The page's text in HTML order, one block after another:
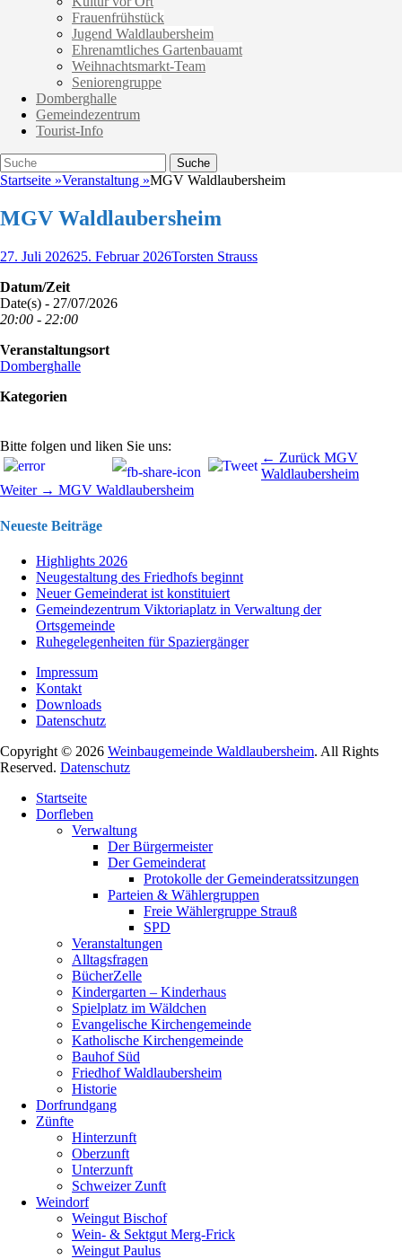
Frauenfrühstück
Jugend Waldlaubersheim
Ehrenamtliches Gartenbauamt
Weihnachtsmarkt-Team
Seniorengruppe
Domberghalle
Gemeindezentrum
Tourist-Info
Suche
Suche
nach:
Startseite »Veranstaltung »MGV Waldlaubersheim
MGV Waldlaubersheim
Veröffentlicht
27. Juli 202625. Februar 2026Autor
Torsten Strauss
Datum/Zeit
Date(s) - 27/07/2026
20:00 - 22:00
Veranstaltungsort
Domberghalle
Kategorien
Bitte folgen und liken Sie uns:
Beitragsnavigation ← Zurück
Beitrag:
MGV
Waldlaubersheim
Weiter → Nächster
MGV Waldlaubersheim
Neueste Beiträge
Highlights 2026
Neugestaltung des Friedhofs beginnt
Neuer Gemeinderat ist konstituiert
Gemeindezentrum Viktoriaplatz in Verwaltung der
Ortsgemeinde
Ruhegelegenheiten für Spaziergänger
Impressum
Kontakt
Downloads
Datenschutz
Copyright © 2026 Weinbaugemeinde Waldlaubersheim. All Rights
Reserved. Datenschutz
oben
scrollen
Startseite
Dorfleben
Verwaltung
Der Bürgermeister
Der Gemeinderat
Protokolle der Gemeinderatssitzungen
Parteien & Wählergruppen
Freie Wählergruppe Strauß
SPD
Veranstaltungen
Alltagsfragen
BücherZelle
Kindergarten – Kinderhaus
Spielplatz im Wäldchen
Evangelische Kirchengemeinde
Katholische Kirchengemeinde
Bauhof Süd
Friedhof Waldlaubersheim
Historie
Dorfrundgang
Zünfte
Hinterzunft
Oberzunft
Unterzunft
Schweizer Zunft
Weindorf
Weingut Bischof
Wein- & Sektgut Merg-Frick
Weingut Paulus